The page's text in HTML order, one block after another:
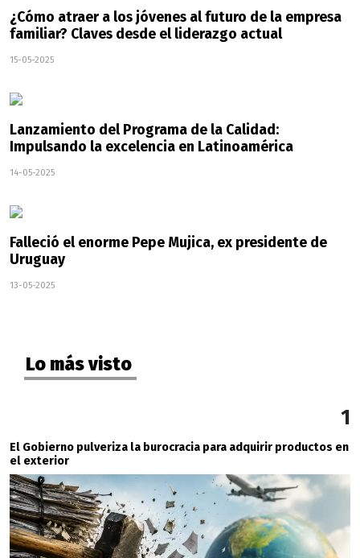
¿Cómo atraer a los jóvenes al futuro de la empresa
familiar? Claves desde el liderazgo actual
15-05-2025
Lanzamiento del Programa de la Calidad:
Impulsando la excelencia en Latinoamérica
14-05-2025
Falleció el enorme Pepe Mujica, ex presidente de
Uruguay
13-05-2025
Lo más visto
1
El Gobierno pulveriza la burocracia para adquirir productos en
el exterior